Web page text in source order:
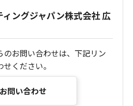
ングジャパン株式会社 広
のお問い合わせは、下記リン
ください。
お問い合わせ